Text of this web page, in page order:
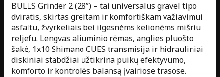
BULLS Grinder 2 (28”) – tai universalus gravel tipo
dviratis, skirtas greitam ir komfortiškam važiavimui
asfaltu, žvyrkeliais bei ilgesnėms kelionėms mišriu
reljefu. Lengvas aliuminio rėmas, anglies pluošto
šakė, 1x10 Shimano CUES transmisija ir hidrauliniai
diskiniai stabdžiai užtikrina puikų efektyvumo,
komforto ir kontrolės balansą įvairiose trasose.